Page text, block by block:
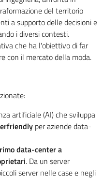
del territorio
a supporto delle decisioni e
i diversi contesti.
che ha l'obiettivo di far
con il mercato della moda.
artificiale (AI) che sviluppa
per aziende data-
data-center a
. Da un server
server nelle case e negli